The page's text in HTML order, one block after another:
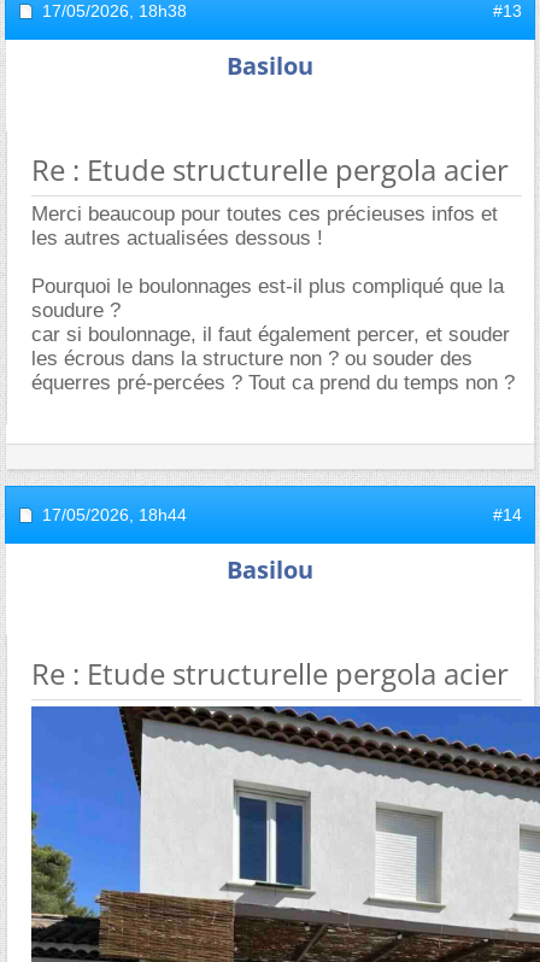
17/05/2026, 18h38 #13
Basilou
Re : Etude structurelle pergola acier
Merci beaucoup pour toutes ces précieuses infos et
les autres actualisées dessous !
Pourquoi le boulonnages est-il plus compliqué que la
soudure ?
car si boulonnage, il faut également percer, et souder
les écrous dans la structure non ? ou souder des
équerres pré-percées ? Tout ca prend du temps non ?
17/05/2026, 18h44 #14
Basilou
Re : Etude structurelle pergola acier